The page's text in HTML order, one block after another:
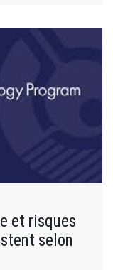
et risques
selon